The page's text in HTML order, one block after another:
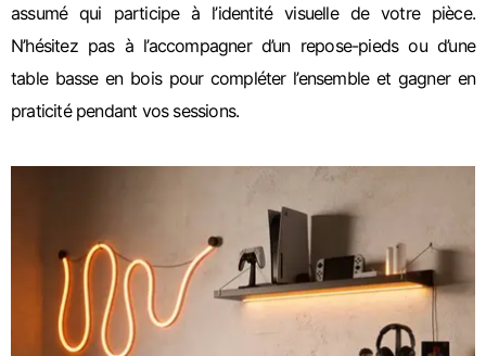
assumé qui participe à l’identité visuelle de votre pièce.
N’hésitez pas à l’accompagner d’un repose-pieds ou d’une
table basse en bois pour compléter l’ensemble et gagner en
praticité pendant vos sessions.